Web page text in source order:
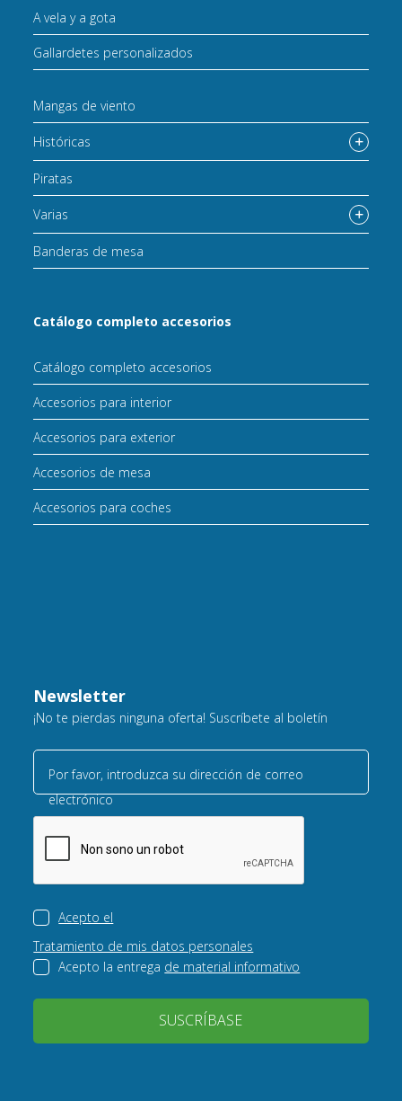
A vela y a gota
Gallardetes personalizados
Mangas de viento
Históricas
Piratas
Varias
Banderas de mesa
Catálogo completo accesorios
Catálogo completo accesorios
Accesorios para interior
Accesorios para exterior
Accesorios de mesa
Accesorios para coches
Newsletter
¡No te pierdas ninguna oferta! Suscríbete al boletín
Por favor, introduzca su dirección de correo
electrónico
Acepto el
Tratamiento de mis datos personales
Acepto la entrega de material informativo
SUSCRÍBASE